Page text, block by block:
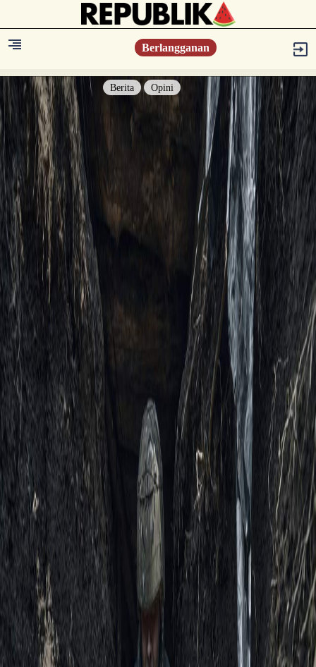
Berlangganan
Berita Opini
Berita
Islam Digest
Hikmah
Opini
Konsultasi Syariah
Resonansi
Sejarah
Lensa
Iqtishodia
Sastra
Literasi Umat